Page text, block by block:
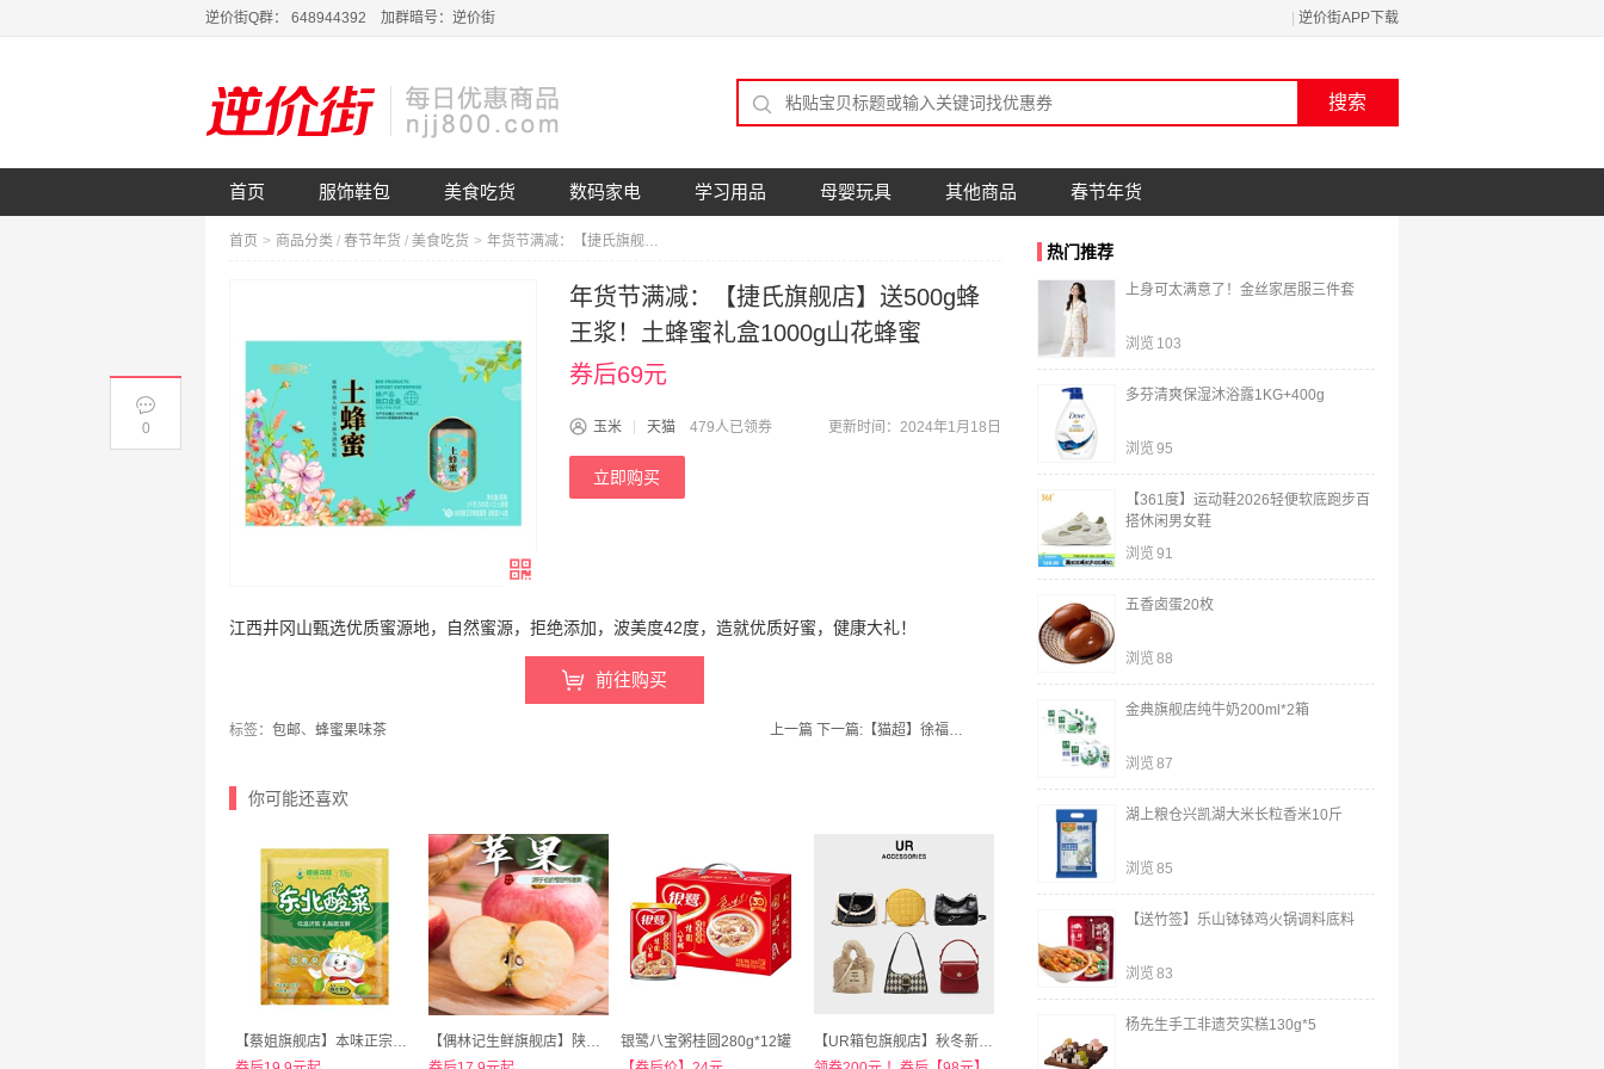
逆价街Q群： 648944392 加群暗号：逆价街 逆价街APP下载
首页 服饰鞋包 美食吃货 数码家电 学习用品 母婴玩具 其他商品 春节年货
首页 > 商品分类 / 春节年货 / 美食吃货 > 年货节满减：【捷氏旗舰店】送500g蜂王浆！土蜂蜜礼盒1000g山花蜂蜜
年货节满减：【捷氏旗舰店】送500g蜂
王浆！土蜂蜜礼盒1000g山花蜂蜜
券后69元
玉米 天猫 479人已领券 更新时间：2024年1月18日
立即购买
江西井冈山甄选优质蜜源地，自然蜜源，拒绝添加，波美度42度，造就优质好蜜，健康大礼！
前往购买
标签： 包邮、 蜂蜜果味茶 上一篇 下一篇: 【猫超】徐福记糕点礼盒鸡蛋味沙琪玛1680g
你可能还喜欢
【蔡姐旗舰店】本味正宗东北酸菜丝500g*6袋
【偶林记生鲜旗舰店】陕西红富士脆甜膜袋苹果新鲜带箱5斤-9斤
银鹭八宝粥桂圆280g*12罐
【UR箱包旗舰店】秋冬新款包包合集
热门推荐
上身可太满意了！金丝家居服三件套
浏览 103
多芬清爽保湿沐浴露1KG+400g
浏览 95
【361度】运动鞋2026轻便软底跑步百
搭休闲男女鞋
浏览 91
五香卤蛋20枚
浏览 88
金典旗舰店纯牛奶200ml*2箱
浏览 87
湖上粮仓兴凯湖大米长粒香米10斤
浏览 85
【送竹签】乐山钵钵鸡火锅调料底料
浏览 83
杨先生手工非遗芡实糕130g*5
0